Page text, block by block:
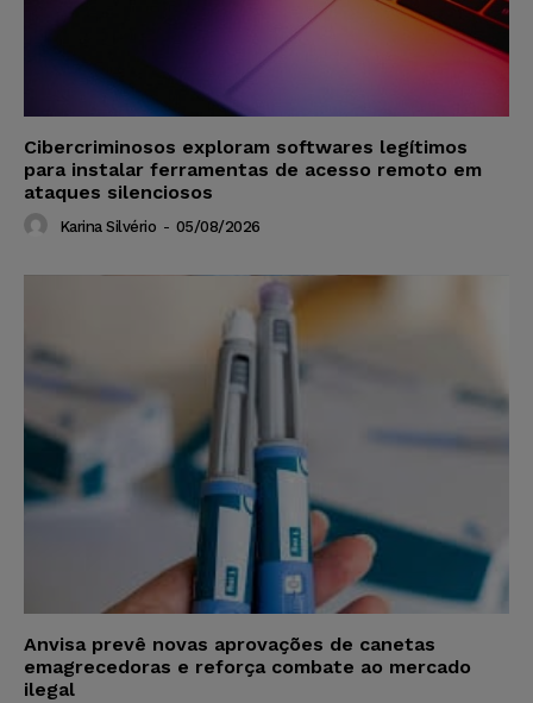
Cibercriminosos exploram softwares legítimos
para instalar ferramentas de acesso remoto em
ataques silenciosos
Karina Silvério - 05/08/2026
Anvisa prevê novas aprovações de canetas
emagrecedoras e reforça combate ao mercado
ilegal